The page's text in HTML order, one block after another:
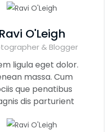
Ravi O'Leigh
& Blogger
ligula eget dolor.
massa. Cum
que penatibus
dis parturient